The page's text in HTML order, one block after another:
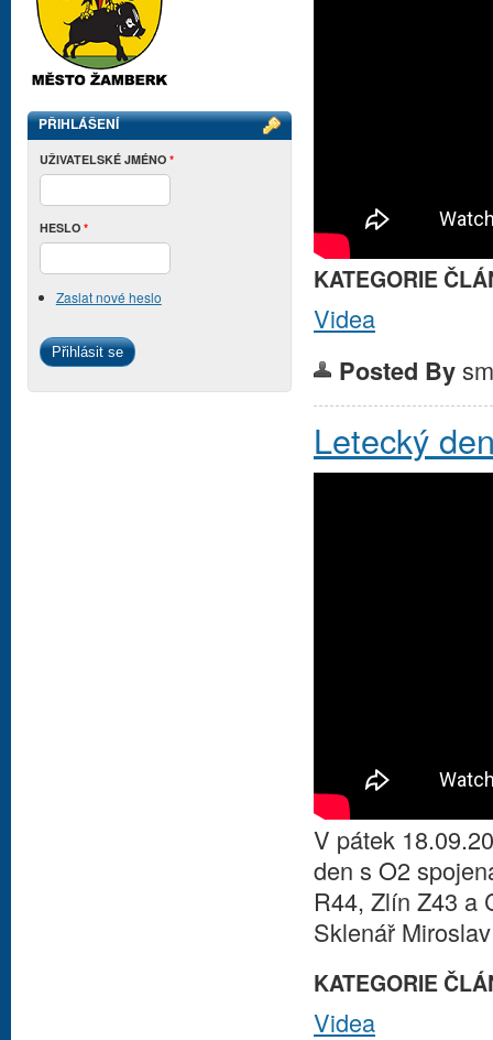
KATEGORIE
Videa
Posted By
Letecký
V pátek
den s O2
R44, Zlín Z43 a
Sklenář
KATEGORIE
Videa
PŘIHLÁŠENÍ
UŽIVATELSKÉ JMÉNO *
HESLO *
Zaslat nové heslo